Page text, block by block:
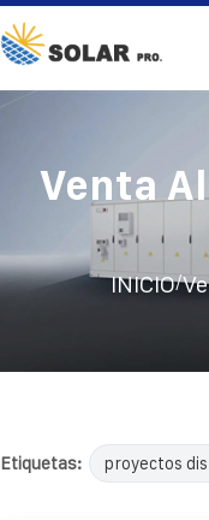
Venta
INICIO/
Etiquetas: proyectos